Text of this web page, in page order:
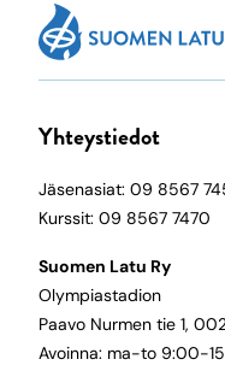
Yhteystiedot
Jäsenasiat: 09 8567
Kurssit: 09 8567 7470
Suomen Latu Ry
Olympiastadion
Paavo Nurmen tie 1,
Avoinna: ma-to 9:00-